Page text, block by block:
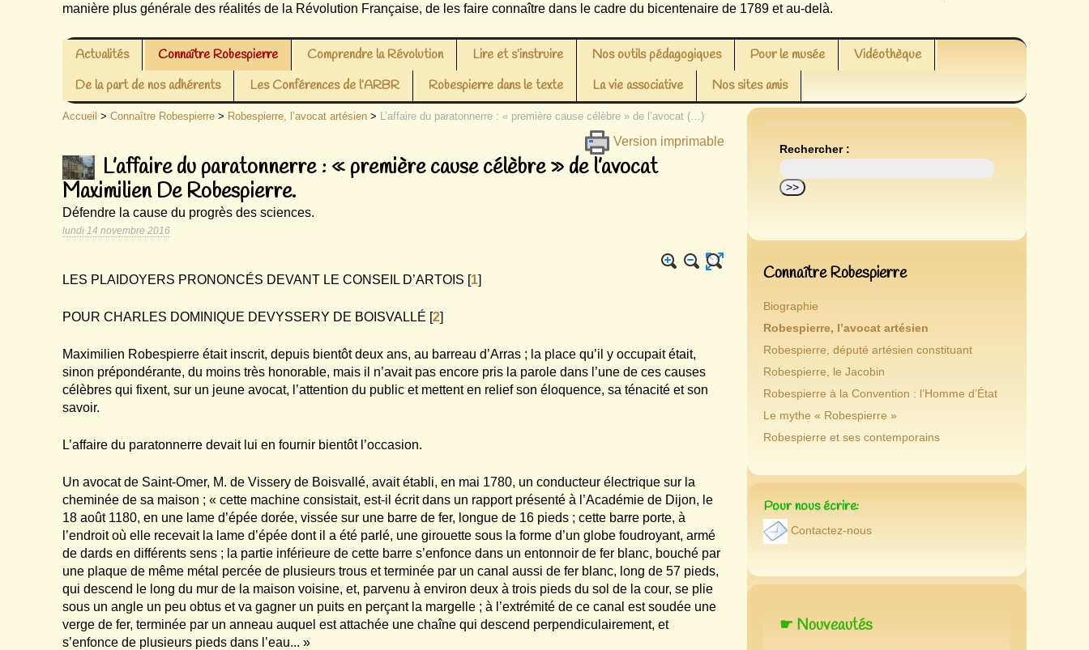
manière plus générale des réalités de la Révolution Française, de les faire connaître dans le cadre du bicentenaire de 1789 et au-delà.
Actualités Connaître Robespierre Comprendre la Révolution Lire et s’instruire Nos outils pédagogiques Pour le musée
Vidéothèque
De la part de nos adhérents
Les Conférences de l’ARBR Robespierre dans le texte La vie associative Nos sites amis
Accueil >Connaître Robespierre > Robespierre, l’avocat artésien > L’affaire du paratonnerre : « première cause célèbre » de l’avocat (…)
Version imprimable
L’affaire du paratonnerre : « première cause célèbre » de l’avocat
Maximilien De Robespierre.
Défendre la cause du progrès des sciences.
lundi 14 novembre 2016
LES PLAIDOYERS PRONONCÉS DEVANT LE CONSEIL D’ARTOIS [1]
POUR CHARLES DOMINIQUE DEVYSSERY DE BOISVALLÉ [2]
Maximilien Robespierre était inscrit, depuis bientôt deux ans, au barreau d’Arras ; la place qu’il y occupait était,
sinon prépondérante, du moins très honorable, mais il n’avait pas encore pris la parole dans l’une de ces causes
célèbres qui fixent, sur un jeune avocat, l’attention du public et mettent en relief son éloquence, sa ténacité et son
savoir.
L’affaire du paratonnerre devait lui en fournir bientôt l’occasion.
Un avocat de Saint-Omer, M. de Vissery de Boisvallé, avait établi, en mai 1780, un conducteur électrique sur la
cheminée de sa maison ; « cette machine consistait, est-il écrit dans un rapport présenté à l’Académie de Dijon, le
18 août 1180, en une lame d’épée dorée, vissée sur une barre de fer, longue de 16 pieds ; cette barre porte, à
l’endroit où elle recevait la lame d’épée dont il a été parlé, une girouette sous la forme d’un globe foudroyant, armé
de dards en différents sens ; la partie inférieure de cette barre s’enfonce dans un entonnoir de fer blanc, bouché par
une plaque de même métal percée de plusieurs trous et terminée par un canal aussi de fer blanc, long de 57 pieds,
qui descend le long du mur de la maison voisine, et, parvenu à environ deux à trois pieds du sol de la cour, se plie
sous un angle un peu obtus et va gagner un puits en perçant la margelle ; à l’extrémité de ce canal est soudée une
verge de fer, terminée par un anneau auquel est attachée une chaîne qui descend perpendiculairement, et
s’enfonce de plusieurs pieds dans l’eau... »
Rechercher :
Connaître Robespierre
Biographie
Robespierre, l’avocat artésien
Robespierre, député artésien constituant
Robespierre, le Jacobin
Robespierre à la Convention : l’Homme d’État
Le mythe « Robespierre »
Robespierre et ses contemporains
Pour nous écrire:
Contactez-nous
☛ Nouveautés